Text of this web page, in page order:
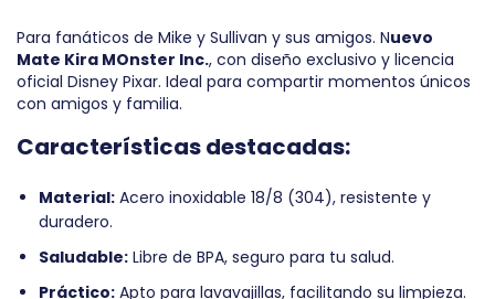
Para fanáticos de Mike y Sullivan y sus amigos. Nuevo
Mate Kira MOnster Inc., con diseño exclusivo y licencia
oficial Disney Pixar. Ideal para compartir momentos únicos
con amigos y familia.
Características destacadas:
Material: Acero inoxidable 18/8 (304), resistente y
duradero.
Saludable: Libre de BPA, seguro para tu salud.
Práctico: Apto para lavavajillas, facilitando su limpieza.